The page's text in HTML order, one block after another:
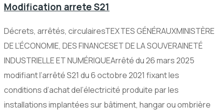
Modification arrete S21
Décrets, arrêtés, circulairesTEXTES GÉNÉRAUXMINISTÈRE
DE L’ÉCONOMIE, DES FINANCESET DE LA SOUVERAINETÉ
INDUSTRIELLE ET NUMÉRIQUEArrêté du 26 mars 2025
modifiant l’arrêté S21 du 6 octobre 2021 fixant les
conditions d’achat del’électricité produite par les
installations implantées sur bâtiment, hangar ou ombrière